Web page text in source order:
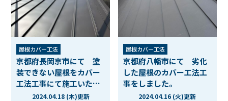
屋根カバー工法
京都府長岡京市にて 塗
装できない屋根をカバー
工法工事にて施工いたし
2024.04.18 (木)更新
屋根カバー工法
京都府八幡市にて 劣化
した屋根のカバー工法工
事をしました。
2024.04.16 (火)更新